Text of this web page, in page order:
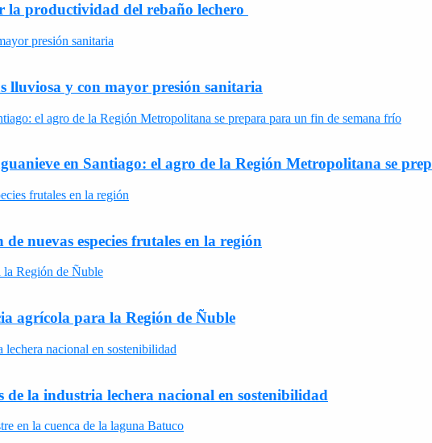
la productividad del rebaño lechero
lluviosa y con mayor presión sanitaria
en Santiago: el agro de la Región Metropolitana se
nuevas especies frutales en la región
agrícola para la Región de Ñuble
la industria lechera nacional en sostenibilidad